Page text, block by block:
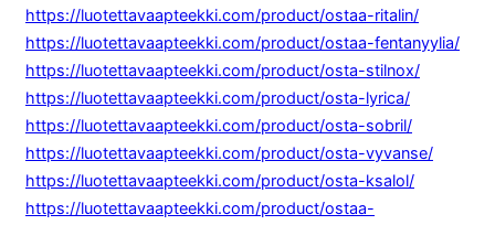
https://luotettavaapteekki.com/product/ostaa-ritalin/
https://luotettavaapteekki.com/product/ostaa-fentanyylia/
https://luotettavaapteekki.com/product/osta-stilnox/
https://luotettavaapteekki.com/product/osta-lyrica/
https://luotettavaapteekki.com/product/osta-sobril/
https://luotettavaapteekki.com/product/osta-vyvanse/
https://luotettavaapteekki.com/product/osta-ksalol/
https://luotettavaapteekki.com/product/ostaa-